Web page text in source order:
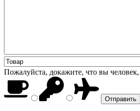
Пожалуйста, докажите, что вы